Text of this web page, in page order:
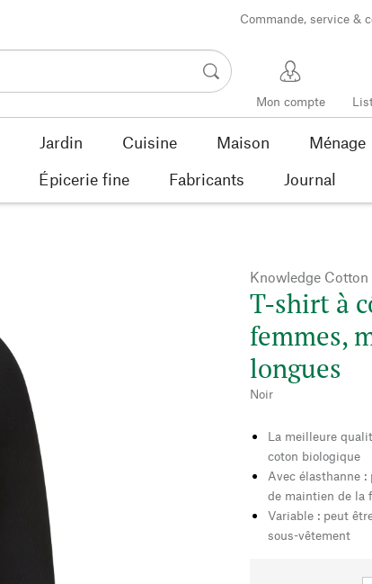
Commande, service &
Mon compte
Jardin Cuisine Maison Ménage
Épicerie fine Fabricants Journal
Knowledge Cotton
T-shirt à
femmes,
longues
Noir
La meilleure
coton biologique
Avec élasthanne
de maintien de la
Variable : peut
sous-vêtement